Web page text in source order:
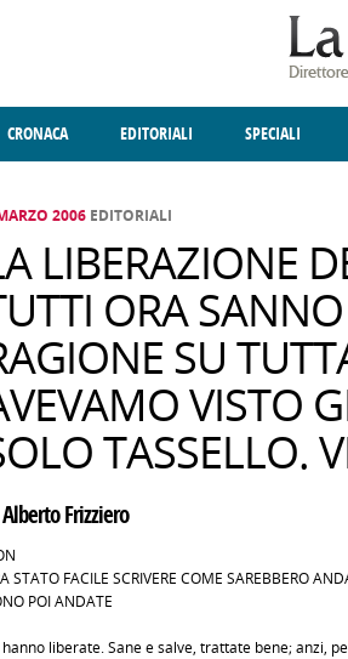
CRONACA EDITORIALI SPECIALI
2006 EDITORIALI
LIBERAZIONE
ORA
SU
VISTO
TASSELLO.
Frizziero
STATO FACILE SCRIVERE COME SAREBBERO
POI ANDATE
hanno liberate. Sane e salve, trattate bene; anzi,